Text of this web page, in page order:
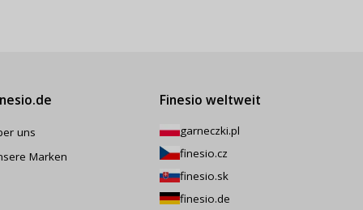
uns
Marken
Finesio weltweit
garneczki.pl
finesio.cz
finesio.sk
finesio.de